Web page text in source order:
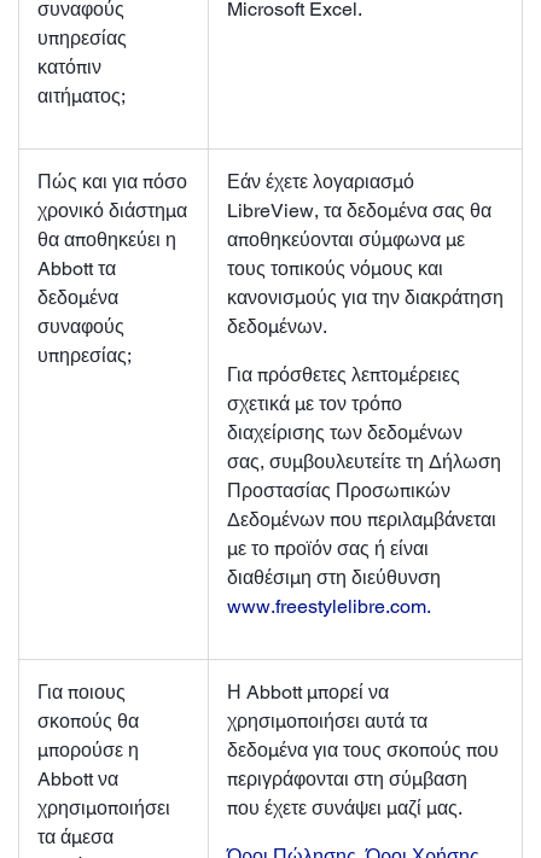
συναφούς
υπηρεσίας
κατόπιν
αιτήματος;
Microsoft Excel.
Πώς και για πόσο
χρονικό διάστημα
θα αποθηκεύει η
Abbott τα
δεδομένα
συναφούς
υπηρεσίας;
Εάν έχετε λογαριασμό
LibreView, τα δεδομένα σας θα
αποθηκεύονται σύμφωνα με
τους τοπικούς νόμους και
κανονισμούς για την διακράτηση
δεδομένων.
Για πρόσθετες λεπτομέρειες
σχετικά με τον τρόπο
διαχείρισης των δεδομένων
σας, συμβουλευτείτε τη Δήλωση
Προστασίας Προσωπικών
Δεδομένων που περιλαμβάνεται
με το προϊόν σας ή είναι
διαθέσιμη στη διεύθυνση
www.freestylelibre.com.
Για ποιους
σκοπούς θα
μπορούσε η
Abbott να
χρησιμοποιήσει
τα άμεσα
Η Abbott μπορεί να
χρησιμοποιήσει αυτά τα
δεδομένα για τους σκοπούς που
περιγράφονται στη σύμβαση
που έχετε συνάψει μαζί μας.